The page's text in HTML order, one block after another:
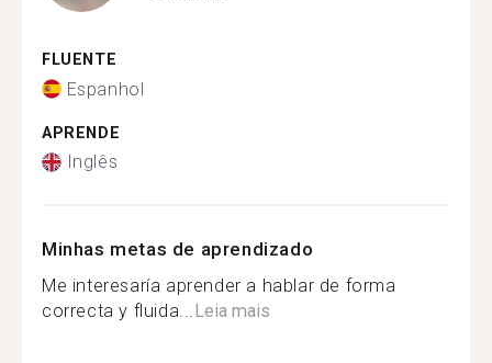
FLUENTE
Espanhol
APRENDE
Inglês
Minhas metas de aprendizado
Me interesaría aprender a hablar de forma
correcta y fluida...Leia mais